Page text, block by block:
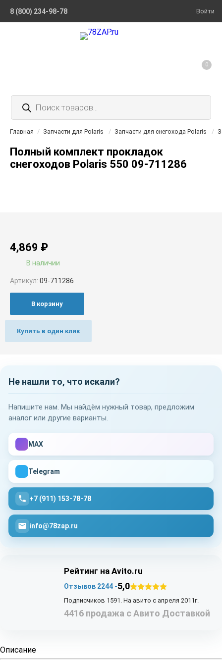
8 (800) 234-98-78 Войти
Поиск
товаров
0
Главная / Запчасти для Polaris / Запчасти для снегохода Polaris /
Полный комплект прокладок
снегоходов Polaris 550 09-711286
4,869 ₽
В наличии
Артикул: 09-711286
В корзину
Купить в один клик
Не нашли то, что искали?
Напишите нам. Мы найдём нужный товар, предложим
аналог или другие варианты.
MAX
Telegram
+7 (911) 153-78-78
info@78zap.ru
Рейтинг на Avito.ru
Отзывов 2244 -5,0
Подписчиков 1591. На авито с апреля 2011г.
4416 продажа с Авито Доставкой
Описание